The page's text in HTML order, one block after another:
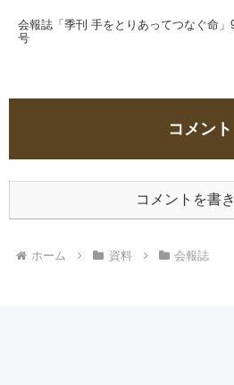
会報誌「季刊 手をとりあってつなぐ命」
号
コメント
コメントを書
ホーム 資料 会報誌